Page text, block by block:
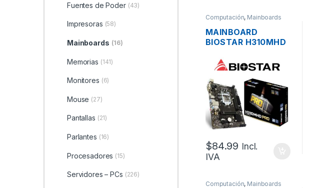
Computación, Mainboards
MAINBOARD
BIOSTAR H310MHD
DDR4, VIDEO VGA /
HDMI / DVI-D, USB
3.0, 2X PCI-E X1
$84.99 Incl.
IVA
Computación, Mainboards
Fuentes de Poder (43)
Impresoras (58)
Mainboards (16)
Memorias (141)
Monitores (6)
Mouse (27)
Pantallas (21)
Parlantes (16)
Procesadores (15)
Servidores – PCs (226)